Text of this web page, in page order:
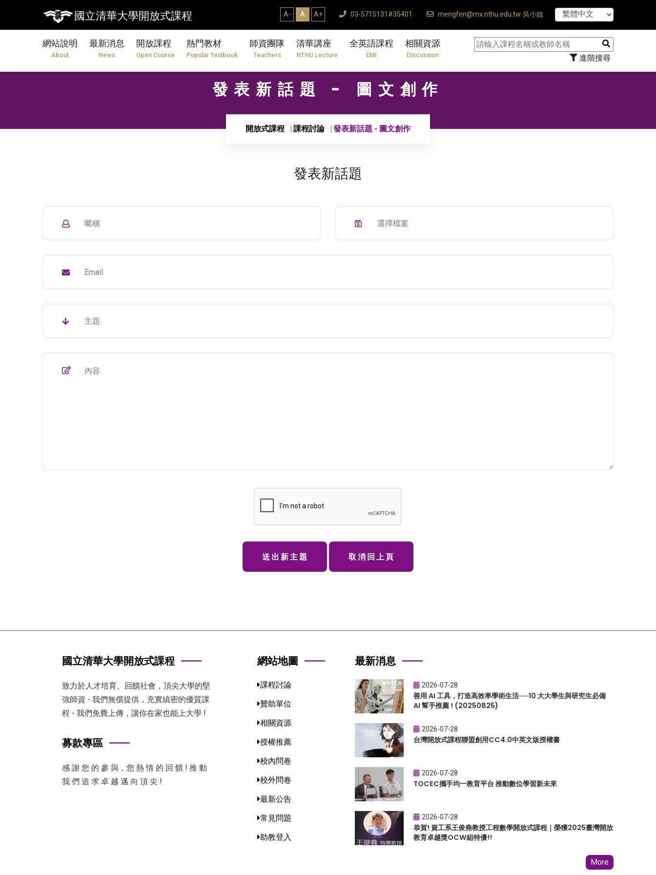
國立清華大學開放式課程 A- A A+ 03-5715131#35401 mengfen@mx.nthu.edu.tw 吳小姐
網站說明
About
最新消息
News
開放課程
Open Course
熱門教材
Popular Textbook
師資團隊
Teachers
清華講座
NTHU Lecture
全英語課程
EMI
相關資源
Discussion 進階搜尋
【7/31】
發表新話題 - 圖文創作
開放式課程 課程討論 發表新話題 - 圖文創作
發表新話題
送出新主題 取消回上頁
國立清華大學開放式課程
致力於人才培育、回饋社會，頂尖大學的堅
強師資 - 我們無償提供，充實縝密的優質課
程 - 我們免費上傳，讓你在家也能上大學 !
募款專區
感 謝 您 的 參 與，您 熱 情 的 回 饋 ! 推 動
我 們 追 求 卓 越 邁 向 頂 尖 !
網站地圖
課程討論
贊助單位
相關資源
授權推薦
校內問卷
校外問卷
最新公告
常見問題
助教登入
最新消息
2026-07-28
善用 AI 工具，打造高效率學術生活──10 大大學生與研究生必備
AI 幫手推薦 ! (20250825)
2026-07-28
台灣開放式課程聯盟創用CC4.0中英文版授權書
2026-07-28
TOCEC攜手均一教育平台 推動數位學習新未來
2026-07-28
恭賀! 資工系王俊堯教授工程數學開放式課程｜榮獲2025臺灣開放
教育卓越獎OCW組特優!!
More